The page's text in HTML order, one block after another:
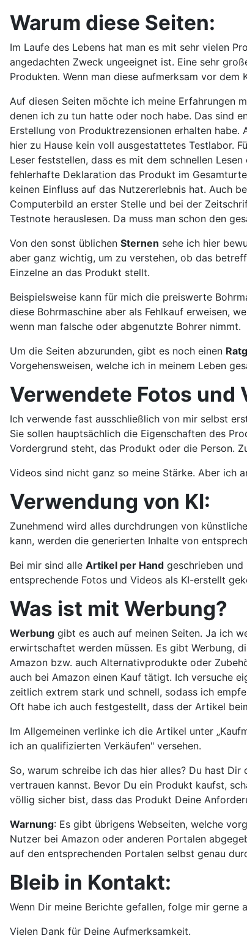
Warum diese Seiten:
Im Laufe des Lebens hat man es mit sehr vielen
angedachten Zweck ungeeignet ist. Eine sehr
Produkten. Wenn man diese aufmerksam vor
Auf diesen Seiten möchte ich meine Erfahrungen
denen ich zu tun hatte oder noch habe. Das sind
Erstellung von Produktrezensionen erhalten
hier zu Hause kein voll ausgestattetes Testlabor.
Leser feststellen, dass es mit dem schnellen
fehlerhafte Deklaration das Produkt im
keinen Einfluss auf das Nutzererlebnis hat. Auch
Computerbild an erster Stelle und bei der
Testnote herauslesen. Da muss man schon den
Von den sonst üblichen Sternen sehe ich hier
aber ganz wichtig, um zu verstehen, ob das
Einzelne an das Produkt stellt.
Beispielsweise kann für mich die preiswerte
diese Bohrmaschine aber als Fehlkauf erweisen,
wenn man falsche oder abgenutzte Bohrer nimmt.
Um die Seiten abzurunden, gibt es noch einen
Vorgehensweisen, welche ich in meinem Leben
Verwendete Fotos und
Ich verwende fast ausschließlich von mir selbst
Sie sollen hauptsächlich die Eigenschaften des
Vordergrund steht, das Produkt oder die Person.
Videos sind nicht ganz so meine Stärke. Aber ich
Verwendung von KI:
Zunehmend wird alles durchdrungen von
kann, werden die generierten Inhalte von
Bei mir sind alle Artikel per Hand geschrieben
entsprechende Fotos und Videos als KI-erstellt
Was ist mit Werbung?
Werbung gibt es auch auf meinen Seiten. Ja ich
erwirtschaftet werden müssen. Es gibt Werbung,
Amazon bzw. auch Alternativprodukte oder
auch bei Amazon einen Kauf tätigt. Ich versuche
zeitlich extrem stark und schnell, sodass ich
Oft habe ich auch festgestellt, dass der Artikel
Im Allgemeinen verlinke ich die Artikel unter
ich an qualifizierten Verkäufen" versehen.
So, warum schreibe ich das hier alles? Du hast
vertrauen kannst. Bevor Du ein Produkt kaufst,
völlig sicher bist, dass das Produkt Deine
Warnung: Es gibt übrigens Webseiten, welche
Nutzer bei Amazon oder anderen Portalen
auf den entsprechenden Portalen selbst genau
Bleib in Kontakt:
Wenn Dir meine Berichte gefallen, folge mir gerne
Vielen Dank für Deine Aufmerksamkeit.